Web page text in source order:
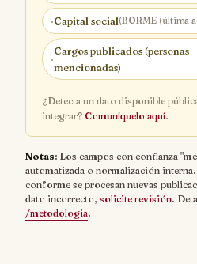
·Capital social(BORME (última
·
Cargos publicados (personas
mencionadas)
¿Detecta un dato disponible
integrar? Comuníquelo aquí.
Notas: Los campos con confianza
automatizada o normalización
conforme se procesan nuevas
dato incorrecto, solicite revisión.
/metodologia.